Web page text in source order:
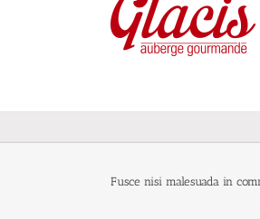
Fusce nisi malesuada in